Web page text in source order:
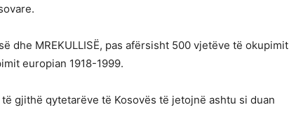
dhe MREKULLISË, pas afërsisht 500 vjetëve të okupimit
europian 1918-1999.
gjithë qytetarëve të Kosovës të jetojnë ashtu si duan